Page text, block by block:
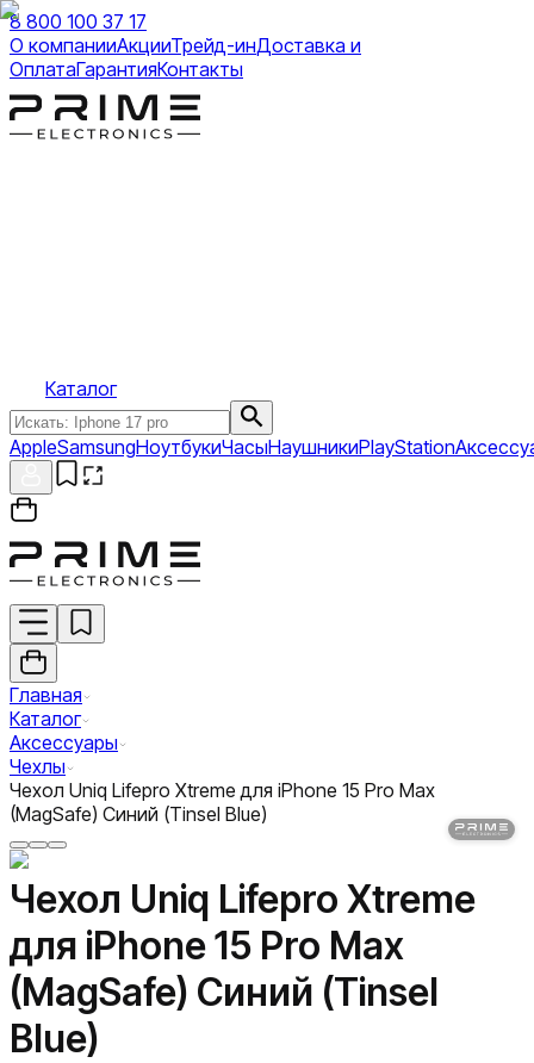
8 800 100 37 17
О компанииАкцииТрейд-инДоставка и
ОплатаГарантияКонтакты
Каталог
AppleSamsungНоутбукиЧасыНаушникиPlayStation
Главная
Каталог
Аксессуары
Чехлы
Чехол Uniq Lifepro Xtreme для iPhone 15 Pro Max
(MagSafe) Синий (Tinsel Blue)
Чехол Uniq Lifepro Xtreme
для iPhone 15 Pro Max
(MagSafe) Синий (Tinsel
Blue)